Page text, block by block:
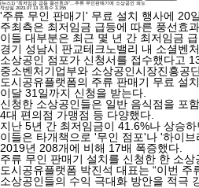
(뉴스1) “최저임금 급등 풍선효과”…주류 무인판매기에 소상공인 쇄도
작성일 2023.07.13 조회수 3,155
'주류 무인 판매기' 무료 설치 행사에 20
주최측은 최저임금 급등에 따른 풍선효
이들 대부분은 최근 몇 년 간 최저임금
경기 성남시 판교테크노밸리 내 소셜벤
소상공인 점포가 신청서를 접수했다고
중소벤처기업부와 소상공인시장진흥공
도시공유플랫폼의 주류 판매기 무료 설
이달 31일까지 신청을 받는다.
신청한 소상공인들은 일반 음식점을 포
4대 편의점 가맹점 등 다양했다.
지난 5년 간 최저임금이 41.6%나 상승
이들은 타개책으로 '무인 점포'나 '하이
2019년 208개에 비해 17배 폭증했다.
주류 무인 판매기 설치를 신청한 한 소
도시공유플랫폼 박진석 대표는 “이번
소상공인들의 수익 극대화 방안을 적극